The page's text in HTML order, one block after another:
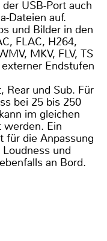
USB-Port auch
Dateien auf.
und Bilder in den
FLAC, H264,
MKV, FLV, TS
Endstufen
Rear und Sub. Für
bei 25 bis 250
im gleichen
werden. Ein
für die Anpassung
und
an Bord.